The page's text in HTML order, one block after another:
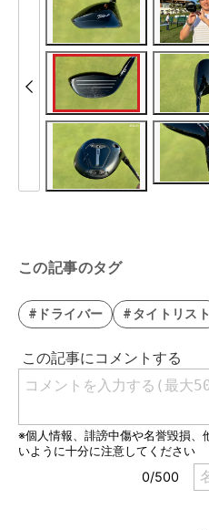
この記事のタグ
#ドライバー #タイトリスト